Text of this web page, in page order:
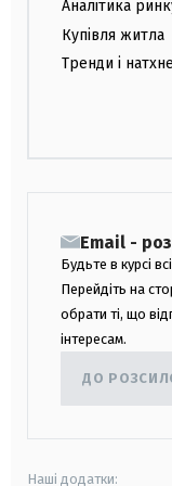
Аналітика
Купівля житла
Тренди і
Email -
Будьте в курсі
Перейдіть на
обрати ті, що
інтересам.
ДО
Наші додатки: